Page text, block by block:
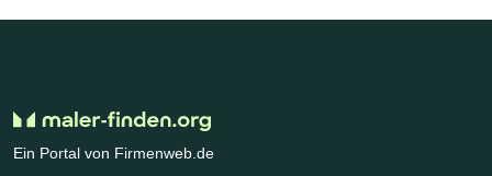
Ein Portal von Firmenweb.de